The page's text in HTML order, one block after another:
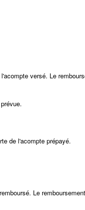
versé. Le
de l'acompte prépayé.
Le